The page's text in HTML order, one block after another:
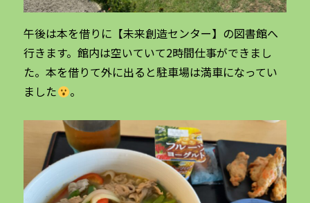
午後は本を借りに【未来創造センター】の図書館へ
行きます。館内は空いていて2時間仕事ができまし
た。本を借りて外に出ると駐車場は満車になってい
ました
。